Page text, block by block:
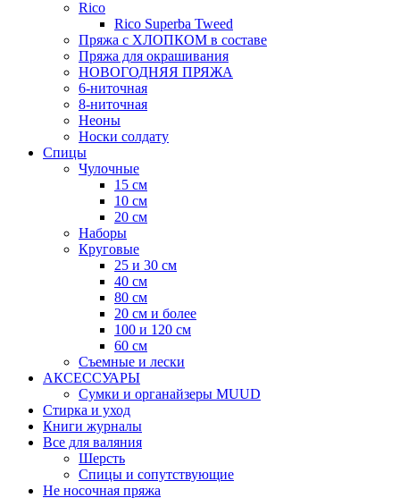
Rico
Rico Superba Tweed
Пряжа с ХЛОПКОМ в составе
Пряжа для окрашивания
НОВОГОДНЯЯ ПРЯЖА
6-ниточная
8-ниточная
Неоны
Носки солдату
Спицы
Чулочные
15 см
10 см
20 см
Наборы
Круговые
25 и 30 см
40 см
80 см
20 см и более
100 и 120 см
60 см
Съемные и лески
АКСЕССУАРЫ
Сумки и органайзеры MUUD
Стирка и уход
Книги журналы
Все для валяния
Шерсть
Спицы и сопутствующие
Не носочная пряжа